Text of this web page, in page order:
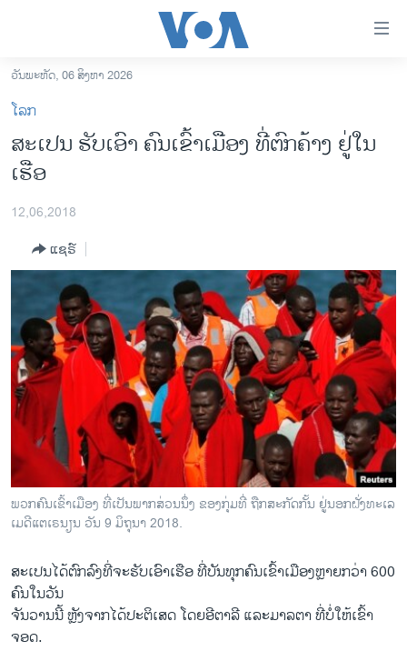
ເຂົ້າ
ຫາ
ຂ້າມ
ຂ້າມ
ຫາ
ອາເມຣິກາ
ຂ່າວ​ຈີນ
ໂລກ
ເອເຊຍ
ອິດສະຫຼະພາບດ້ານການຂ່າວ
ຊີວິດຊາວລາວ
ຊຸມຊົນຊາວລາວ
ວິທະຍາສາດ-ເທັກໂນໂລຈີ
ທຸລະກິດ
ພາສາອັງກິດ
ວີດີໂອ
ລາຍການກະຈາຍສຽງ
ລາຍງານ
ຕິດຕາມພວກເຮົາ ທີ່
ວັນພະຫັດ, 06 ສິງຫາ 2026
ໂລກ
ສະເປນ ຮັບເອົາ ຄົນເຂົ້າເມືອງ ທີ່ຕົກຄ້າງ ຢູ່ໃນ
ເຮືອ
12,06,2018
ແຊຣ໌
ພວກຄົນເຂົ້າເມືອງ ທີ່ເປັນພາກສ່ວນນຶ່ງ ຂອງກຸ່ມທີ່ ຖືກສະກັດກັ້ນ ຢູ່ນອກຝັ່ງທະເລ
ເມດີແຕເຣນຽນ ວັນ 9 ມິຖຸນາ 2018.
ສະ​ເປ​ນ​ໄດ້ຕົກລົງ​ທີ່​ຈະ​ຮັບ​ເອົາ​ເຮືອ​ ທີ່ບັນທຸກ​ຄົນ​ເຂົ້​າ​ເມືອງ​ຫຼາຍກວ່າ 600
ຄົນ​ໃນ​ວັນ​
ຈັນ​ວານ​ນີ້ ຫຼັງ​ຈາກ​ໄດ້​ປະຕິ​ເສດ ​ໂດຍ​ອີ​ຕາລີ ​ແລະ​ມາລຕາ ທີ່​ບໍ່​ໃຫ້​ເຂົ້າ
ຈອດ.